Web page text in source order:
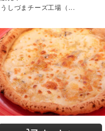
うしづまチーズ工場（...